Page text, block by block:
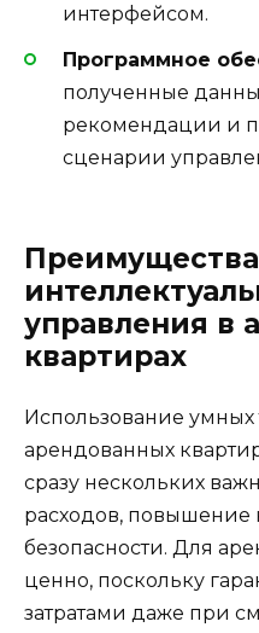
интерфейсом.
Программное
полученные
рекомендации и
сценарии
Преимущества
управления в
квартирах
Использование умных
арендованных
сразу нескольких
расходов, повышение
безопасности. Для
ценно, поскольку
затратами даже при